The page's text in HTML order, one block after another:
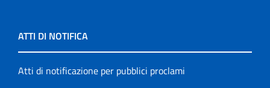
ATTI DI NOTIFICA
Atti di notificazione per pubblici proclami